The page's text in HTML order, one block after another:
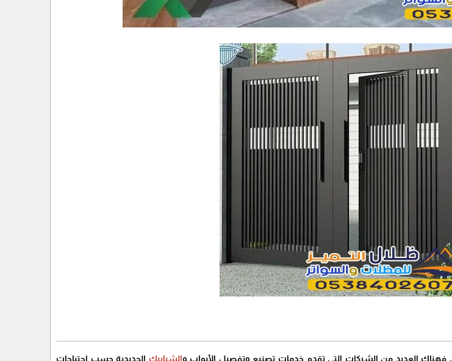
، فهناك العديد من الشركات التي تقدم خدمات تصنيع وتفصيل الأبواب والشبابيك الحديدية حسب احتياجات